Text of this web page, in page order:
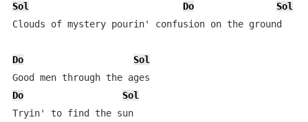
Sol
Do
Sol
Clouds of mystery pourin' confusion on the ground
Do
Sol
Do
Sol
Tryin' to find the sun